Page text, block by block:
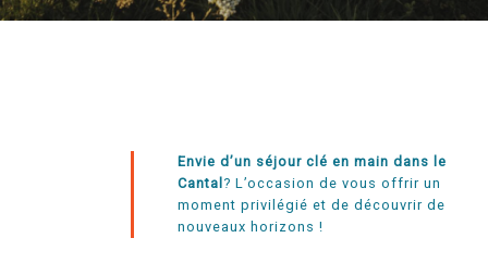
Envie d’un séjour clé en main dans le
Cantal ? L’occasion de vous offrir un
moment privilégié et de découvrir de
nouveaux horizons !